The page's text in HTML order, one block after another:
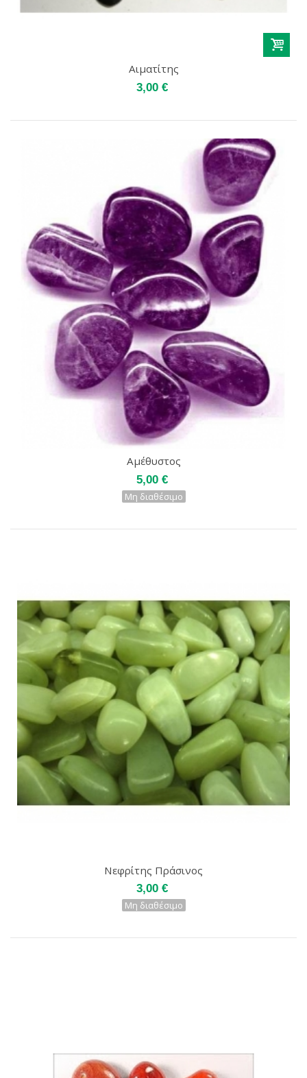
Αιματίτης
3,00 €
Αμέθυστος
5,00 €
Μη διαθέσιμο
Νεφρίτης Πράσινος
3,00 €
Μη διαθέσιμο